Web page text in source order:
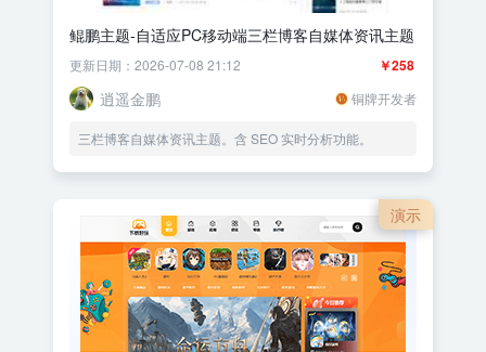
鲲鹏主题-自适应PC移动端三栏博客自媒体资讯主题
￥258
更新日期：2026-07-08 21:12
逍遥金鹏 铜牌开发者
三栏博客自媒体资讯主题。含 SEO 实时分析功能。
演示